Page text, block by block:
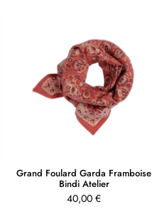
Grand Foulard Garda Framboise
Bindi Atelier
40,00 €